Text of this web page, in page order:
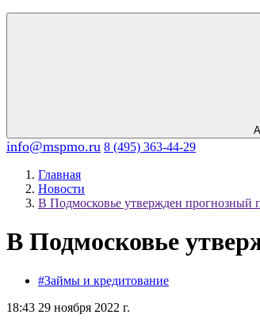
info@mspmo.ru 8 (495) 363-44-29
Главная
Новости
В Подмосковье утвержден прогнозный
В Подмосковье
#Займы и кредитование
18:43 29 ноября 2022 г.